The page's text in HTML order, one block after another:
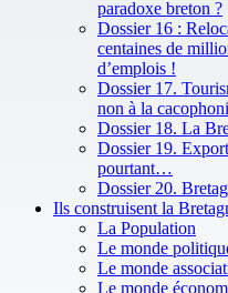
paradoxe breton ?
Dossier 16 :
centaines de
d’emplois !
Dossier 17.
non à la
Dossier 18. La
Dossier 19.
pourtant…
Dossier 20.
Ils construisent la
La Population
Le monde
Le monde
Le monde